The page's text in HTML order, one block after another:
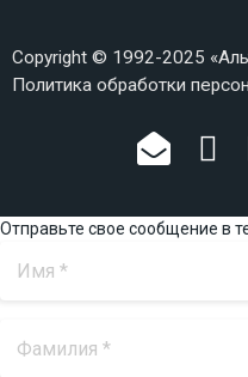
Copyright © 1992-2025
Политика обработки
Отправьте свое сообщение в